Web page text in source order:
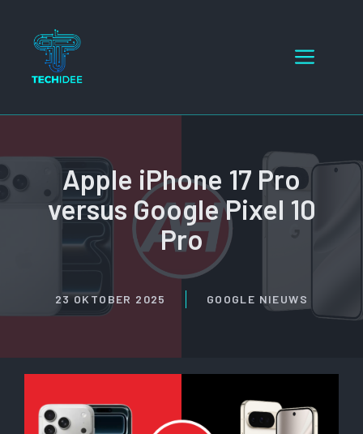
inhoud
Menu
Apple iPhone 17 Pro
versus Google Pixel 10
Pro
23 OKTOBER 2025 GOOGLE NIEUWS